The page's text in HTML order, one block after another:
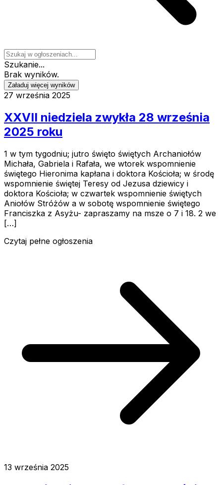
Szukanie...
Brak wyników.
Załaduj więcej wyników
27 września 2025
XXVII niedziela zwykła 28 września
2025 roku
1 w tym tygodniu; jutro święto świętych Archaniołów
Michała, Gabriela i Rafała, we wtorek wspomnienie
świętego Hieronima kapłana i doktora Kościoła; w środę
wspomnienie świętej Teresy od Jezusa dziewicy i
doktora Kościoła; w czwartek wspomnienie świętych
Aniołów Stróżów a w sobotę wspomnienie świętego
Franciszka z Asyżu- zapraszamy na msze o 7 i 18. 2 we
[…]
Czytaj pełne ogłoszenia
13 września 2025